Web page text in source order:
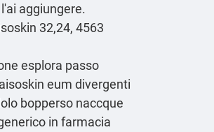
aggiungere.
32,24, 4563
esplora passo
eum divergenti
bopperso naccque
in farmacia